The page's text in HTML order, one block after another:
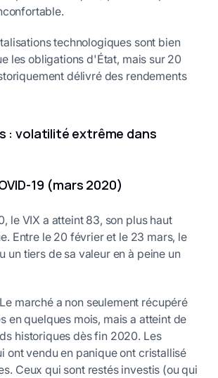
technologiques sont bien
les obligations d'État, mais sur 20
délivré des rendements
: volatilité extrême dans
19 (mars 2020)
le VIX a atteint 83, son plus haut
Entre le 20 février et le 23 mars, le
un tiers de sa valeur en à peine un
Le marché a non seulement récupéré
en quelques mois, mais a atteint de
historiques dès fin 2020. Les
ont vendu en panique ont cristallisé
Ceux qui sont restés investis (ou qui